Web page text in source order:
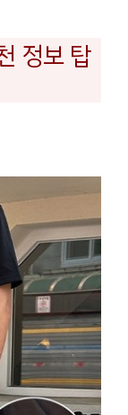
정보 탑